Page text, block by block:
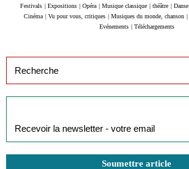
Festivals | Expositions | Opéra | Musique classique | théâtre | Danse
Cinéma | Vu pour vous, critiques | Musiques du monde, chanson |
Evénements | Téléchargements
Soumettre article